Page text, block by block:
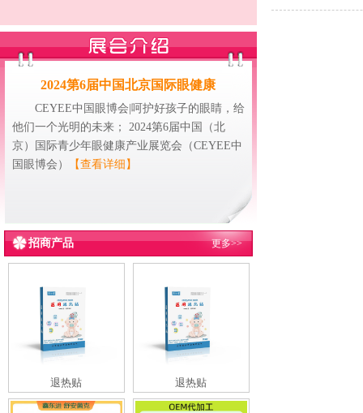
2024第6届中国北京国际眼健康
CEYEE中国眼博会|呵护好孩子的眼睛，给
他们一个光明的未来； 2024第6届中国（北
京）国际青少年眼健康产业展览会（CEYEE中
国眼博会）
【查看详细】
招商产品 更多>>
退热贴 退热贴